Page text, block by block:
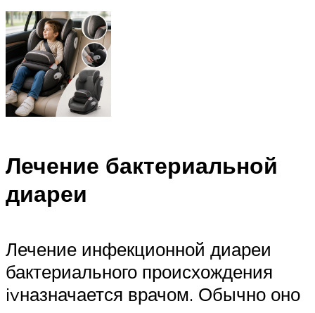
Лечение бактериальной
диареи
Лечение инфекционной диареи
бактериального происхождения
ivназначается врачом. Обычно оно